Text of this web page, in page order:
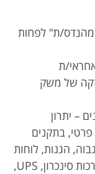
ת" לפחות
ת אחראי/ת
של משק
בתקנים
הגנות, לוחות
מתח נמוך, מערכות PV ואגירה, גנרטורים ומערכות סינכרון, UPS,